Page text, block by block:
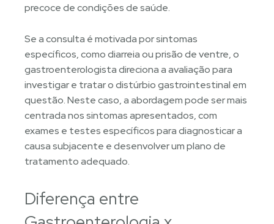
precoce de condições de saúde.
Se a consulta é motivada por sintomas
específicos, como diarreia ou prisão de ventre, o
gastroenterologista direciona a avaliação para
investigar e tratar o distúrbio gastrointestinal em
questão. Neste caso, a abordagem pode ser mais
centrada nos sintomas apresentados, com
exames e testes específicos para diagnosticar a
causa subjacente e desenvolver um plano de
tratamento adequado.
Diferença entre